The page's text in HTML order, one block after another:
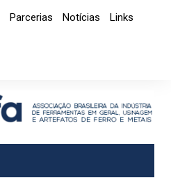
Parcerias Notícias
Links